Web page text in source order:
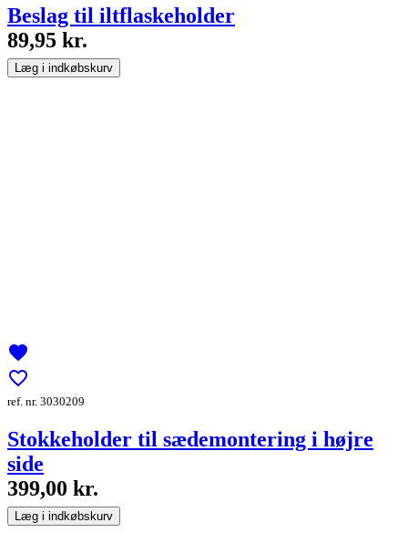
Beslag til iltflaskeholder
89,95 kr.
Læg i indkøbskurv
favorite
favorite_border
ref. nr. 3030209
Stokkeholder til sædemontering i højre
side
399,00 kr.
Læg i indkøbskurv